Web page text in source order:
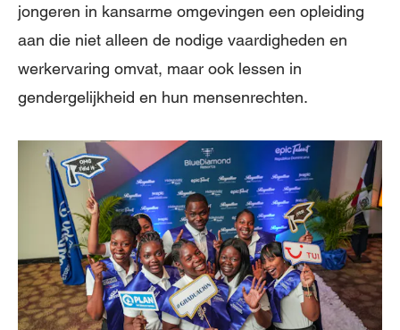
jongeren in kansarme omgevingen een opleiding
aan die niet alleen de nodige vaardigheden en
werkervaring omvat, maar ook lessen in
gendergelijkheid en hun mensenrechten.